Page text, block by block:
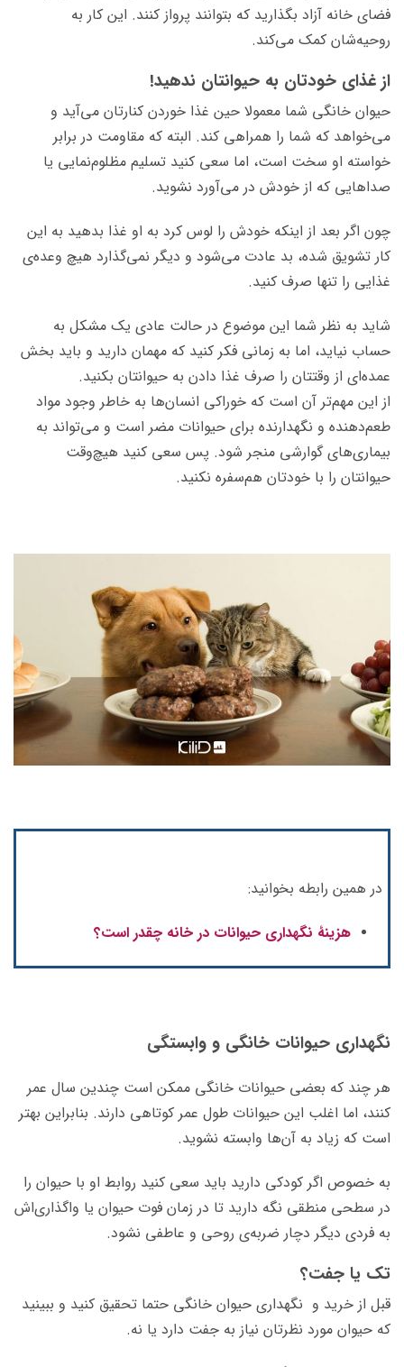
فضای خانه آزاد بگذارید که بتوانند پرواز کنند. این کار به
روحیه‌شان کمک می‌کند.
از غذای خودتان به حیوانتان ندهید!
حیوان خانگی شما معمولا حین غذا خوردن کنارتان می‌آید و
می‌خواهد که شما را همراهی کند. البته که مقاومت در برابر
خواسته‌ او سخت است، اما سعی کنید تسلیم مظلوم‌نمایی یا
صداهایی که از خودش در می‌آورد نشوید.
چون اگر بعد از اینکه خودش را لوس کرد به او غذا بدهید به این
کار تشویق شده، بد عادت می‌شود و دیگر نمی‌گذارد هیچ وعده‌ی
غذایی را تنها صرف کنید.
شاید به نظر شما این موضوع در حالت عادی یک مشکل به
حساب نیاید، اما به زمانی فکر کنید که مهمان دارید و باید بخش
عمده‌ای از وقتتان را صرف غذا دادن به حیوانتان بکنید.
از این مهم‌تر آن است که خوراکی‌ انسان‌ها به خاطر وجود مواد
طعم‌دهنده و نگهدارنده برای حیوانات مضر است و می‌تواند به
بیماری‌های گوارشی منجر شود. پس سعی کنید هیچ‌وقت
حیوانتان را با خودتان هم‌سفره نکنید.
در همین رابطه بخوانید:
هزینۀ نگهداری حیوانات در خانه چقدر است؟
نگهداری حیوانات خانگی و وابستگی‌
هر چند که بعضی حیوانات خانگی ممکن است چندین سال عمر
کنند، اما اغلب این حیوانات طول عمر کوتاهی دارند. بنابراین بهتر
است که زیاد به آن‌ها وابسته نشوید.
به خصوص اگر کودکی دارید باید سعی کنید روابط او با حیوان را
در سطحی منطقی نگه دارید تا در زمان فوت حیوان یا واگذاری‌اش
به فردی دیگر دچار ضربه‌ی روحی و عاطفی نشود.
تک یا جفت؟
قبل از خرید و نگهداری حیوان خانگی حتما تحقیق کنید و ببینید
که حیوان مورد نظرتان نیاز به جفت دارد یا نه.